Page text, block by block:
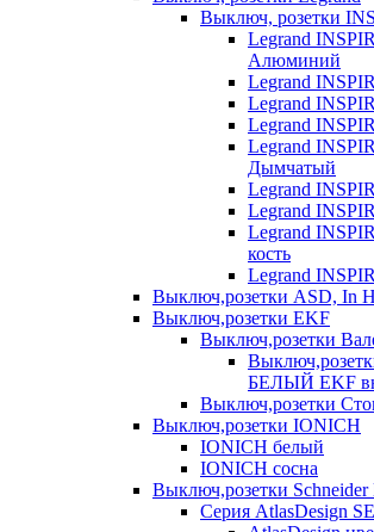
Выключ, розетки
Legrand
Алюминий
Legrand
Legrand
Legrand
Legrand
Дымчатый
Legrand
Legrand
Legrand
кость
Legrand
Выключ,розетки ASD, In
Выключ,розетки EKF
Выключ,розетки
БЕЛЫЙ EKF
Выключ,розетки
Выключ,розетки IONICH
IONICH белый
IONICH сосна
Выключ,розетки Schneider
Серия AtlasDesign SE